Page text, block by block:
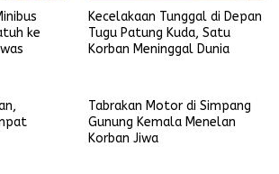
ke
Kecelakaan Tunggal di Depan
Tugu Patung Kuda, Satu
Korban Meninggal Dunia
Tabrakan Motor di Simpang
Gunung Kemala Menelan
Korban Jiwa